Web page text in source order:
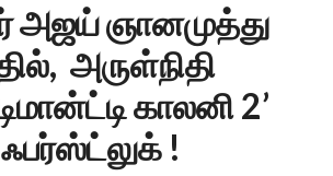
அஜய் ஞானமுத்து
அருள்நிதி
காலனி 2’
!